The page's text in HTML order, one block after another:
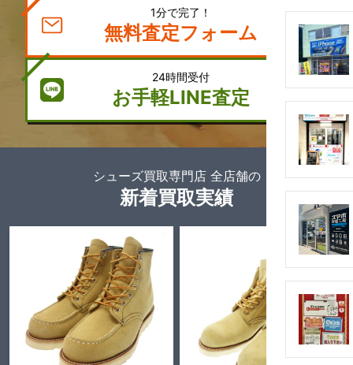
1分で完了！
無料査定フォーム
24時間受付
お手軽LINE査定
シューズ買取専門店 全店舗の
新着買取実績